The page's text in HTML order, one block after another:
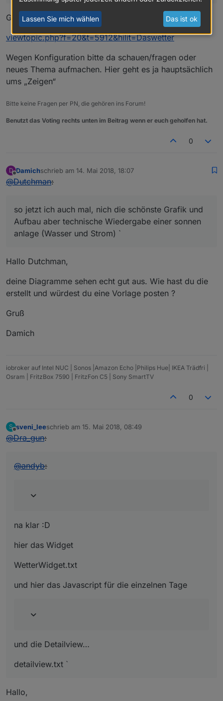
Gibt ein extra Thread zum „Das Wetter“ Adapter.
viewtopic.php?f=20&t=5912&hilit=Daswetter
Wegen Konfiguration bitte da schauen/fragen oder
neues Thema aufmachen. Hier geht es ja hauptsächlich
ums „Zeigen“
Bitte keine Fragen per PN, die gehören ins Forum!
Benutzt das Voting rechts unten im Beitrag wenn er euch geholfen hat.
0
D
Offline
Damichschrieb am 14. Mai 2018, 18:07
zuletzt editiert von
@Dutchman:
so jetzt ich auch mal, nich die schönste Grafik und
Aufbau aber technische Wiedergabe einer sonnen
anlage (Wasser und Strom) `
Hallo Dutchman,
deine Diagramme sehen echt gut aus. Wie hast du die
erstellt und würdest du eine Vorlage posten ?
Gruß
Damich
iobroker auf Intel NUC | Sonos |Amazon Echo |Philips Hue| IKEA Trädfri |
Osram | FritzBox 7590 | FritzFon C5 | Sony SmartTV
0
S
Offline
sveni_leeschrieb am 15. Mai 2018, 08:49
zuletzt editiert von
@Dra_gun:
@andyb:
na klar :D
hier das Widget
WetterWidget.txt
und hier das Javascript für die einzelnen Tage
und die Detailview…
detailview.txt `
Hallo,
Lassen Sie mich wählen Das ist ok